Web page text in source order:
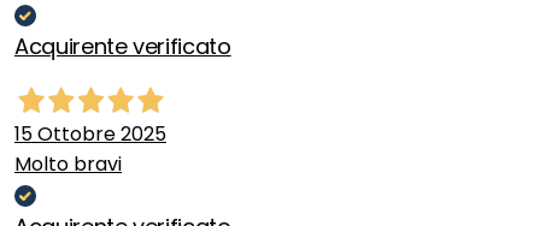
Acquirente verificato
15 Ottobre 2025
Molto bravi